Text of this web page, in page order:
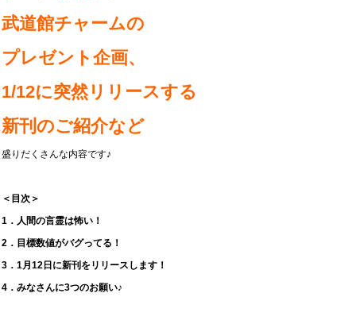
武道館チャームの
プレゼント企画、
1/12に突然リリースする
新刊のご紹介など
盛りだくさんな内容です♪
＜目次＞
1．人間の言霊は怖い！
2．目標数値がバグってる！
3．1月12日に新刊をリリースします！
4．みなさんに3つのお願い♪